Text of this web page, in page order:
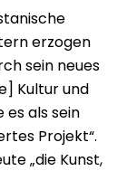
erzogen
sein neues
Kultur und
es als sein
Projekt“.
„die Kunst,